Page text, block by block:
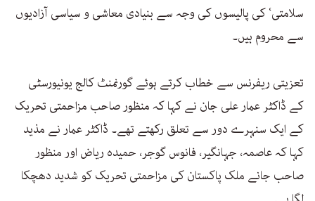
سلامتی‘ کی پالیسوں کی وجہ سے بنیادی معاشی و سیاسی آزادیوں
سے محروم ہیں۔
تعزیتی ریفرنس سے خطاب کرتے ہوئے گورنمنٹ کالج یونیورسٹی
کے ڈاکٹر عمار علی جان نے کہا کہ منظور صاحب مزاحمتی تحریک
کے ایک سنہرے دور سے تعلق رکھتے تھے۔ ڈاکٹر عمار نے مذید
کہا کہ عاصمہ، جہانگیر، فانوس گوجر، حمیدہ ریاض اور منظور
صاحب جانے ملک پاکستان کی مزاحمتی تحریک کو شدید دھچکا